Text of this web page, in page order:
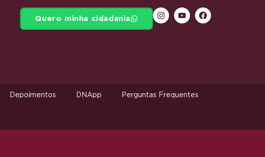
Quero minha cidadania
Depoimentos DNApp Perguntas Frequentes